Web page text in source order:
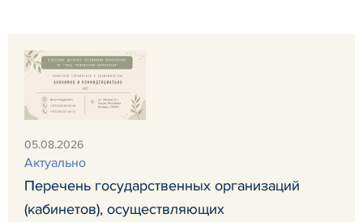
05.08.2026
Актуально
Перечень государственных организаций
(кабинетов), осуществляющих